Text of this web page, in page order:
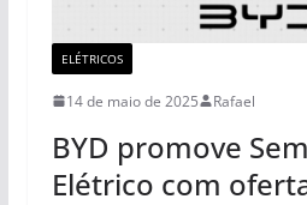
ELÉTRICOS
14 de maio de 2025 Rafael
BYD promove
Elétrico com